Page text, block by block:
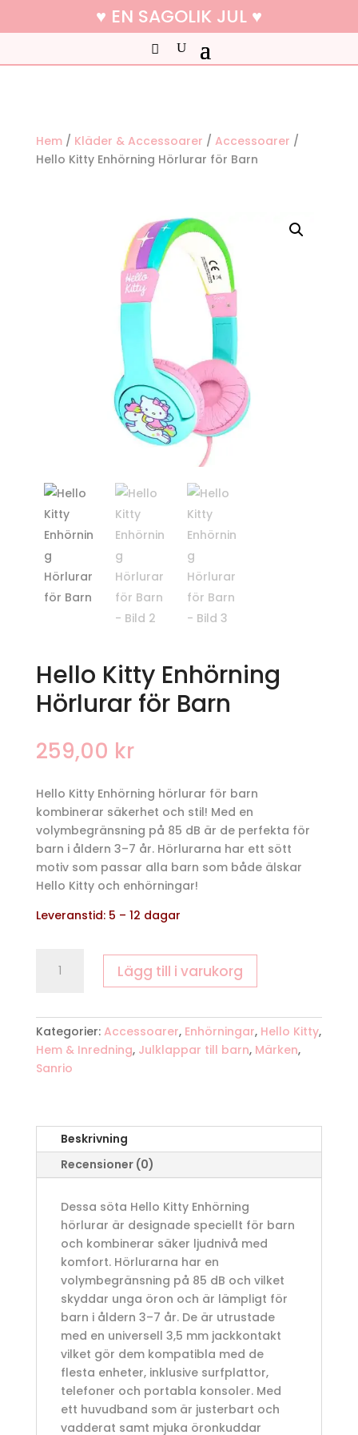
♥ EN SAGOLIK JUL ♥
Hem/ Kläder & Accessoarer / Accessoarer /
Hello Kitty Enhörning Hörlurar för Barn
Hello Kitty Enhörning
Hörlurar för Barn
259,00 kr
Hello Kitty Enhörning hörlurar för barn
kombinerar säkerhet och stil! Med en
volymbegränsning på 85 dB är de perfekta för
barn i åldern 3–7 år. Hörlurarna har ett sött
motiv som passar alla barn som både älskar
Hello Kitty och enhörningar!
Leveranstid: 5 – 12 dagar
Kitty
för
Barn
mängd
Lägg till i varukorg
Kategorier: Accessoarer, Enhörningar, Hello Kitty,
Hem & Inredning, Julklappar till barn, Märken,
Sanrio
Beskrivning
Recensioner (0)
Dessa söta Hello Kitty Enhörning
hörlurar är designade speciellt för barn
och kombinerar säker ljudnivå med
komfort. Hörlurarna har en
volymbegränsning på 85 dB och vilket
skyddar unga öron och är lämpligt för
barn i åldern 3–7 år. De är utrustade
med en universell 3,5 mm jackkontakt
vilket gör dem kompatibla med de
flesta enheter, inklusive surfplattor,
telefoner och portabla konsoler. Med
ett huvudband som är justerbart och
vadderat samt mjuka öronkuddar